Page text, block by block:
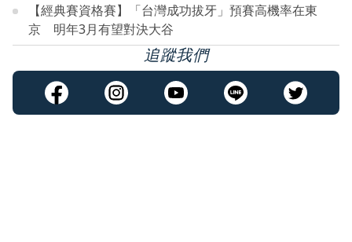
【經典賽資格賽】「台灣成功拔牙」預賽高機率在東
京 明年3月有望對決大谷
追蹤我們